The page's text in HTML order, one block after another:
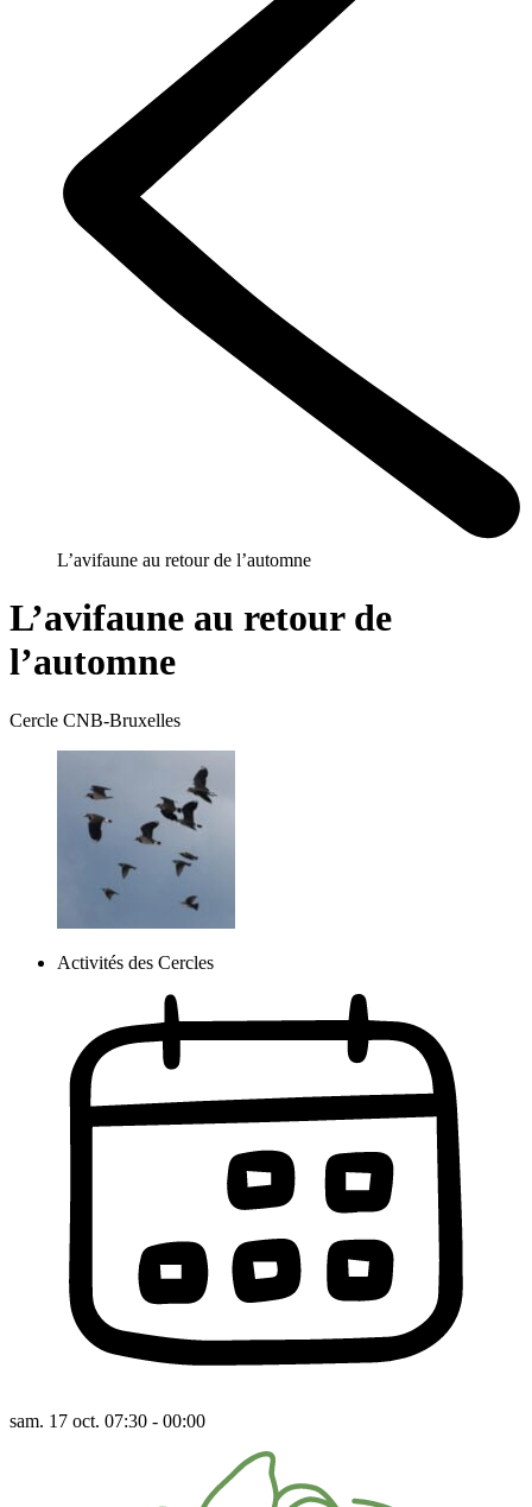
L’avifaune au retour de l’automne
L’avifaune au retour de
l’automne
Cercle CNB-Bruxelles
Activités des Cercles
sam. 17 oct. 07:30 - 00:00